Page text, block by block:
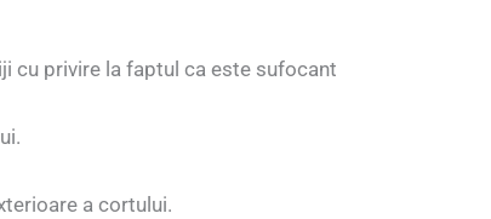
cu privire la faptul ca este sufocant
a cortului.